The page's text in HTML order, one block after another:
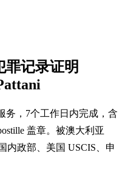
罪记录证明
务，7个工作日内完成，含
盖章。被澳大利亚
内政部、美国 USCIS、申